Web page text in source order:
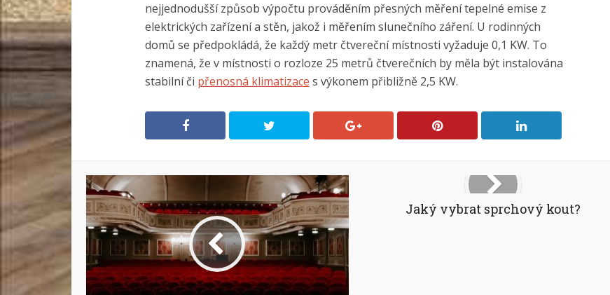
nejjednodušší způsob výpočtu prováděním přesných měření tepelné emise z
elektrických zařízení a stěn, jakož i měřením slunečního záření. U rodinných
domů se předpokládá, že každý metr čtvereční místnosti vyžaduje 0,1 KW. To
znamená, že v místnosti o rozloze 25 metrů čtverečních by měla být instalována
stabilní či přenosná klimatizace s výkonem přibližně 2,5 KW.
Jaký vybrat sprchový kout?